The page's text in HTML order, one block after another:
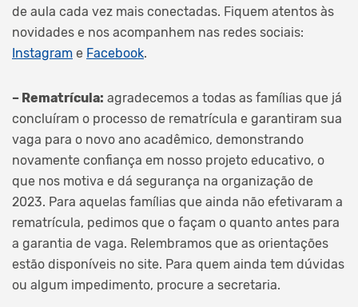
de aula cada vez mais conectadas. Fiquem atentos às
novidades e nos acompanhem nas redes sociais:
Instagram e Facebook.
– Rematrícula: agradecemos a todas as famílias que já
concluíram o processo de rematrícula e garantiram sua
vaga para o novo ano acadêmico, demonstrando
novamente confiança em nosso projeto educativo, o
que nos motiva e dá segurança na organização de
2023. Para aquelas famílias que ainda não efetivaram a
rematrícula, pedimos que o façam o quanto antes para
a garantia de vaga. Relembramos que as orientações
estão disponíveis no site. Para quem ainda tem dúvidas
ou algum impedimento, procure a secretaria.